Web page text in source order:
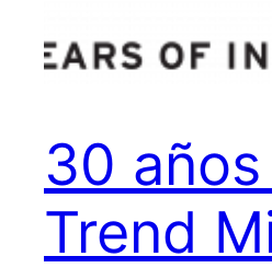
30
Trend